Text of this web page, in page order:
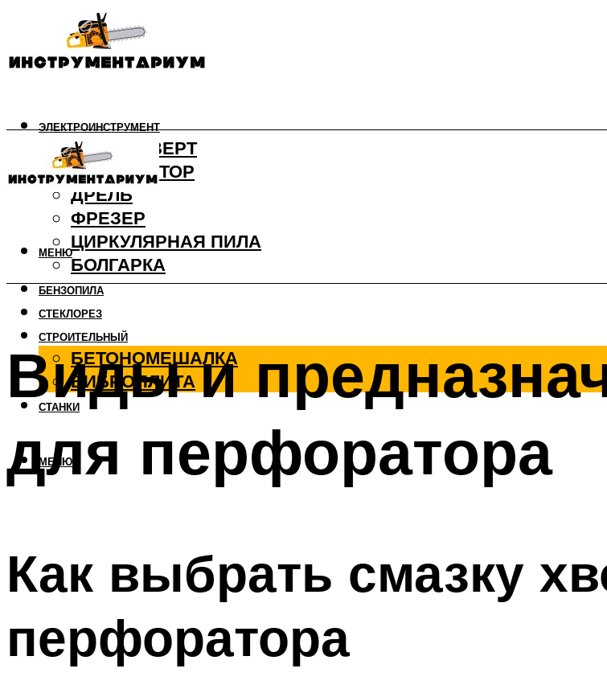
ЭЛЕКТРОИНСТРУМЕНТ
ШУРУПОВЕРТ
ПЕРФОРАТОР
ДРЕЛЬ
ФРЕЗЕР
ЦИРКУЛЯРНАЯ ПИЛА
БОЛГАРКА
БЕНЗОПИЛА
СТЕКЛОРЕЗ
СТРОИТЕЛЬНЫЙ
БЕТОНОМЕШАЛКА
ВИБРОПЛИТА
СТАНКИ
МЕНЮ
МЕНЮ
Виды и
для перфоратора
Как выбрать смазку
перфоратора